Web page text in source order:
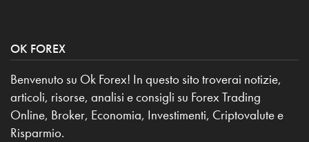
OK FOREX
Benvenuto su Ok Forex! In questo sito troverai notizie,
articoli, risorse, analisi e consigli su Forex Trading
Online, Broker, Economia, Investimenti, Criptovalute e
Risparmio.